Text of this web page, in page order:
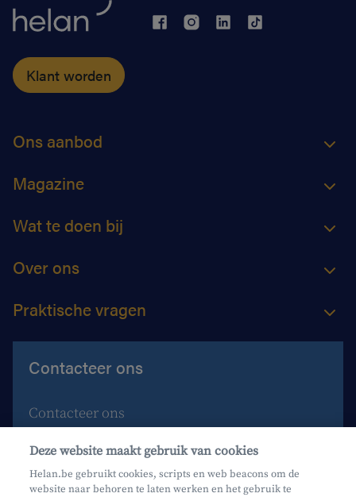
Klant worden
Ons aanbod
Magazine
Wat te doen bij
Over ons
Praktische vragen
Contacteer ons
Contacteer ons
Maak een afspraak
Waar vind je ons?
Deze website maakt gebruik van cookies
Helan.be gebruikt cookies, scripts en web beacons om de
website naar behoren te laten werken en het gebruik te